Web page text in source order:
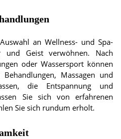
an Wellness- und Spa-
und Geist verwöhnen. Nach
oder Wassersport können
Massagen und
die Entspannung und
Sie sich von erfahrenen
Sie sich rundum erholt.